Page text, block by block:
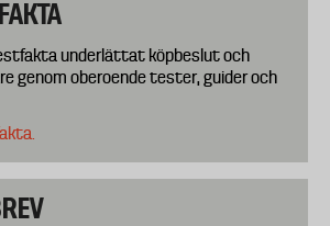
underlättat köpbeslut och
genom oberoende tester, guider och